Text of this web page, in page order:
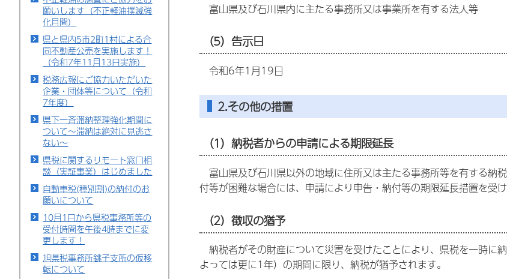
願いします（不正軽油撲滅強
化月間）
県と県内5市2町1村による合
同不動産公売を実施します！
（令和7年11月13日実施）
税務広報にご協力いただいた
企業・団体等について（令和
7年度）
県下一斉滞納整理強化期間に
ついて～滞納は絶対に見逃さ
ない～
県税に関するリモート窓口相
談（実証事業）はじめました
自動車税(種別割)の納付のお
願いについて
10月1日から県税事務所等の
受付時間を午後4時までに変
更します！
旭県税事務所銚子支所の仮移
転について
富山県及び石川県内に主たる事務所又は事業所を有する法人等
（5）告示日
令和6年1月19日
2.その他の措置
（1）納税者からの申請による期限延長
富山県及び石川県以外の地域に住所又は主たる事務所等を有する納
付等が困難な場合には、申請により申告・納付等の期限延長措置を受け
（2）徴収の猶予
納税者がその財産について災害を受けたことにより、県税を一時に
よっては更に1年）の期間に限り、納税が猶予されます。